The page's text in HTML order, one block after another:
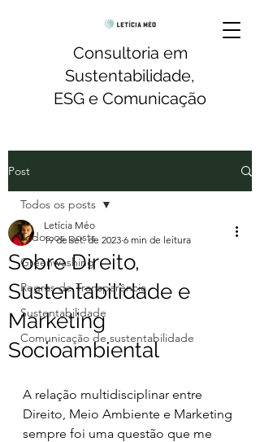
Consultoria em
Sustentabilidade,
ESG e Comunicação
Post
Todos os posts
Greenwashing
Regras de Transparência
Sustentabilidade
Comunicação de sustentabilidade
Todos os posts
Sobre Direito,
Sustentabilidade e
Marketing
Socioambiental
Letícia Méo
19 de set. de 2023 6 min de leitura
A relação multidisciplinar entre
Direito, Meio Ambiente e Marketing
sempre foi uma questão que me